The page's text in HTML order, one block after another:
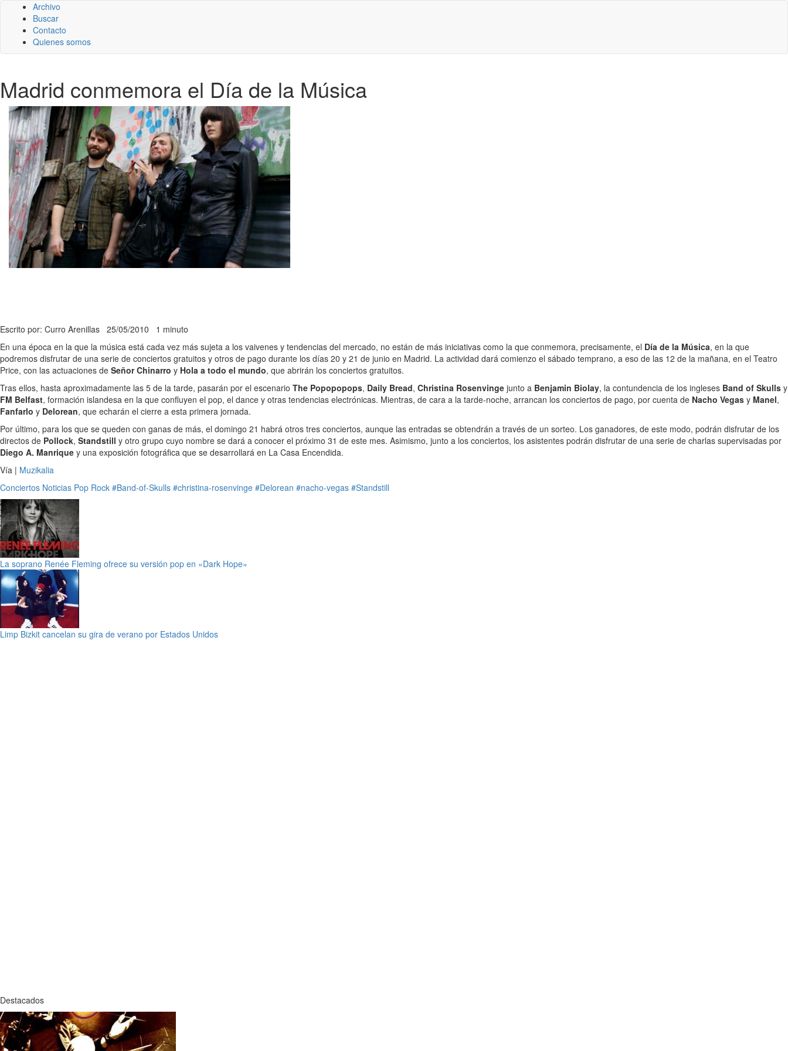
Archivo
Buscar
Contacto
Quienes somos
Madrid conmemora el Día de la Música
Escrito por: Curro Arenillas 25/05/2010 1 minuto
En una época en la que la música está cada vez más sujeta a los vaivenes y tendencias del mercado, no están de más iniciativas como la que conmemora, precisamente, el Día de la Música, en la que
podremos disfrutar de una serie de conciertos gratuitos y otros de pago durante los días 20 y 21 de junio en Madrid. La actividad dará comienzo el sábado temprano, a eso de las 12 de la mañana, en el Teatro
Price, con las actuaciones de Señor Chinarro y Hola a todo el mundo, que abrirán los conciertos gratuitos.
Tras ellos, hasta aproximadamente las 5 de la tarde, pasarán por el escenario The Popopopops, Daily Bread, Christina Rosenvinge junto a Benjamin Biolay, la contundencia de los ingleses Band of Skulls y
FM Belfast, formación islandesa en la que confluyen el pop, el dance y otras tendencias electrónicas. Mientras, de cara a la tarde-noche, arrancan los conciertos de pago, por cuenta de Nacho Vegas y Manel,
Fanfarlo y Delorean, que echarán el cierre a esta primera jornada.
Por último, para los que se queden con ganas de más, el domingo 21 habrá otros tres conciertos, aunque las entradas se obtendrán a través de un sorteo. Los ganadores, de este modo, podrán disfrutar de los
directos de Pollock, Standstill y otro grupo cuyo nombre se dará a conocer el próximo 31 de este mes. Asimismo, junto a los conciertos, los asistentes podrán disfrutar de una serie de charlas supervisadas por
Diego A. Manrique y una exposición fotográfica que se desarrollará en La Casa Encendida.
Vía | Muzikalia
Conciertos Noticias Pop Rock #Band-of-Skulls #christina-rosenvinge #Delorean #nacho-vegas #Standstill
La soprano Renée Fleming ofrece su versión pop en «Dark Hope»
Limp Bizkit cancelan su gira de verano por Estados Unidos
Destacados